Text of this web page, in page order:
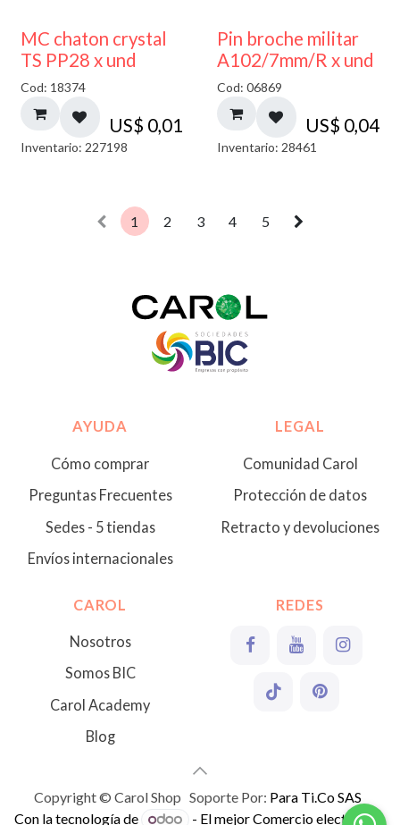
MC chaton crystal
TS PP28 x und
Cod: 18374
US$ 0,01
Inventario: 227198
Pin broche militar
A102/7mm/R x und
Cod: 06869
US$ 0,04
Inventario: 28461
1 2 3 4 5
AYUDA
Cómo comprar
Preguntas Frecuentes
Sedes - 5 tiendas
Envíos internacionales
LEGAL
Comunidad Carol
Protección de datos
Retracto y devoluciones
CAROL
Nosotros
Somos BIC
Carol Academy
Blog
REDES
Copyright © Carol Shop Soporte Por: Para Ti.Co SAS
Con la tecnología de
- El mejorComercio electrónico